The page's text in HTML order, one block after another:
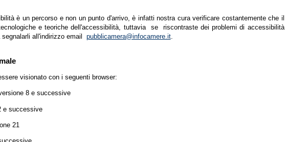
è un percorso e non un punto d'arrivo, è infatti nostra cura verificare costantemente che il
e teoriche dell'accessibilità, tuttavia se riscontraste dei problemi di accessibilità
all'indirizzo email pubblicamera@infocamere.it.
visionato con i seguenti browser:
8 e successive
e successive
21